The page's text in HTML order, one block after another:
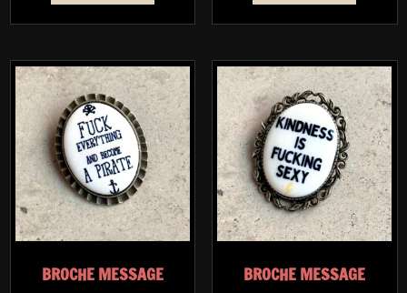
BROCHE MESSAGE BROCHE MESSAGE